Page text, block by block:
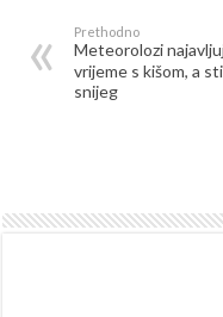
Prethodno
Meteorolozi
vrijeme s kišom, a
snijeg